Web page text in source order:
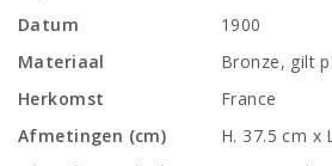
Datum
1900
Materiaal
Bronze, gilt
Herkomst
France
Afmetingen (cm)
H. 37.5 cm x